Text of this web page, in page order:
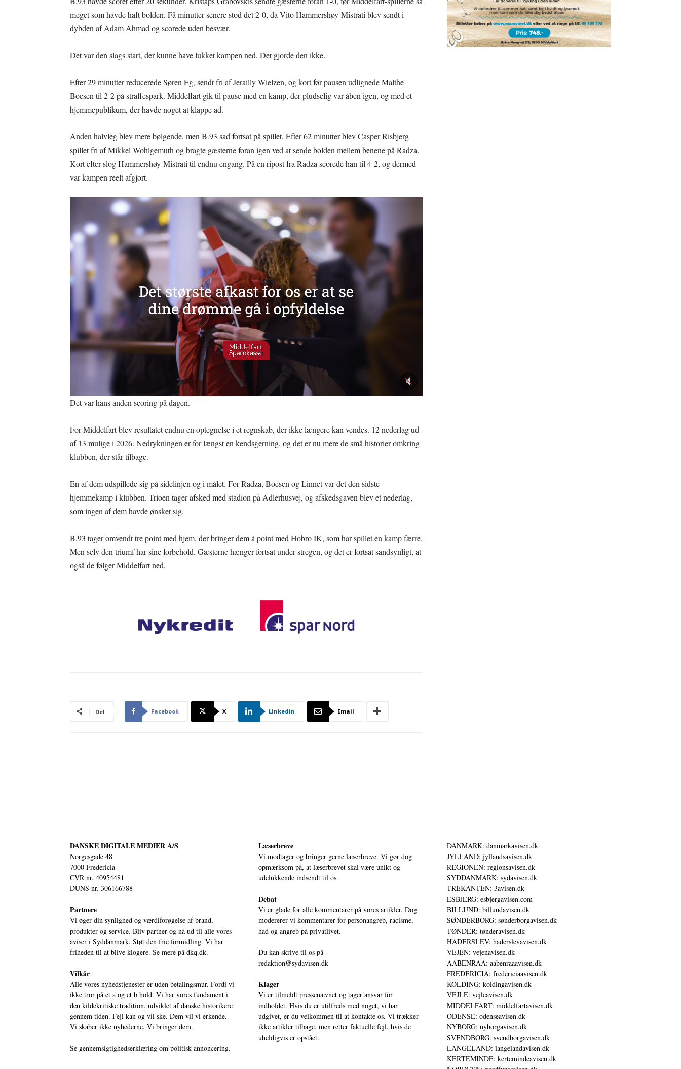
meget som havde haft bolden. Få minutter senere stod det 2-0, da Vito Hammershøy-Mistrati blev sendt i
dybden af Adam Ahmad og scorede uden besvær.
Det var den slags start, der kunne have lukket kampen ned. Det gjorde den ikke.
Efter 29 minutter reducerede Søren Eg, sendt fri af Jerailly Wielzen, og kort før pausen udlignede Malthe
Boesen til 2-2 på straffespark. Middelfart gik til pause med en kamp, der pludselig var åben igen, og med et
hjemmepublikum, der havde noget at klappe ad.
Anden halvleg blev mere bølgende, men B.93 sad fortsat på spillet. Efter 62 minutter blev Casper Risbjerg
spillet fri af Mikkel Wohlgemuth og bragte gæsterne foran igen ved at sende bolden mellem benene på Radza.
Kort efter slog Hammershøy-Mistrati til endnu engang. På en ripost fra Radza scorede han til 4-2, og dermed
var kampen reelt afgjort.
Det var hans anden scoring på dagen.
For Middelfart blev resultatet endnu en optegnelse i et regnskab, der ikke længere kan vendes. 12 nederlag ud
af 13 mulige i 2026. Nedrykningen er for længst en kendsgerning, og det er nu mere de små historier omkring
klubben, der står tilbage.
En af dem udspillede sig på sidelinjen og i målet. For Radza, Boesen og Linnet var det den sidste
hjemmekamp i klubben. Trioen tager afsked med stadion på Adlerhusvej, og afskedsgaven blev et nederlag,
som ingen af dem havde ønsket sig.
B.93 tager omvendt tre point med hjem, der bringer dem á point med Hobro IK, som har spillet en kamp færre.
Men selv den triumf har sine forbehold. Gæsterne hænger fortsat under stregen, og det er fortsat sandsynligt, at
også de følger Middelfart ned.
Del Facebook X Linkedin Email
DANSKE DIGITALE MEDIER A/S
Norgesgade 48
7000 Fredericia
CVR nr. 40954481
DUNS nr. 306166788
Partnere
Vi øger din synlighed og værdiforøgelse af brand,
produkter og service. Bliv partner og nå ud til alle vores
aviser i Syddanmark. Støt den frie formidling. Vi har
friheden til at blive klogere. Se mere på dkq.dk.
Vilkår
Alle vores nyhedstjenester er uden betalingsmur. Fordi vi
ikke tror på et a og et b hold. Vi har vores fundament i
den kildekritiske tradition, udviklet af danske historikere
gennem tiden. Fejl kan og vil ske. Dem vil vi erkende.
Vi skaber ikke nyhederne. Vi bringer dem.
Se gennemsigtighedserklæring om politisk annoncering.
Læserbreve
Vi modtager og bringer gerne læserbreve. Vi gør dog
opmærksom på, at læserbrevet skal være unikt og
udelukkende indsendt til os.
Debat
Vi er glade for alle kommentarer på vores artikler. Dog
modererer vi kommentarer for personangreb, racisme,
had og angreb på privatlivet.
Du kan skrive til os på
redaktion@sydavisen.dk
Klager
Vi er tilmeldt pressenævnet og tager ansvar for
indholdet. Hvis du er utilfreds med noget, vi har
udgivet, er du velkommen til at kontakte os. Vi trækker
ikke artikler tilbage, men retter faktuelle fejl, hvis de
uheldigvis er opstået.
DANMARK: danmarkavisen.dk
JYLLAND: jyllandsavisen.dk
REGIONEN: regionsavisen.dk
SYDDANMARK: sydavisen.dk
TREKANTEN: 3avisen.dk
ESBJERG: esbjergavisen.com
BILLUND: billundavisen.dk
SØNDERBORG: sønderborgavisen.dk
TØNDER: tønderavisen.dk
HADERSLEV: haderslevavisen.dk
VEJEN: vejenavisen.dk
AABENRAA: aabenraaavisen.dk
FREDERICIA: fredericiaavisen.dk
KOLDING: koldingavisen.dk
VEJLE: vejleavisen.dk
MIDDELFART: middelfartavisen.dk
ODENSE: odenseavisen.dk
NYBORG: nyborgavisen.dk
SVENDBORG: svendborgavisen.dk
LANGELAND: langelandavisen.dk
KERTEMINDE: kertemindeavisen.dk